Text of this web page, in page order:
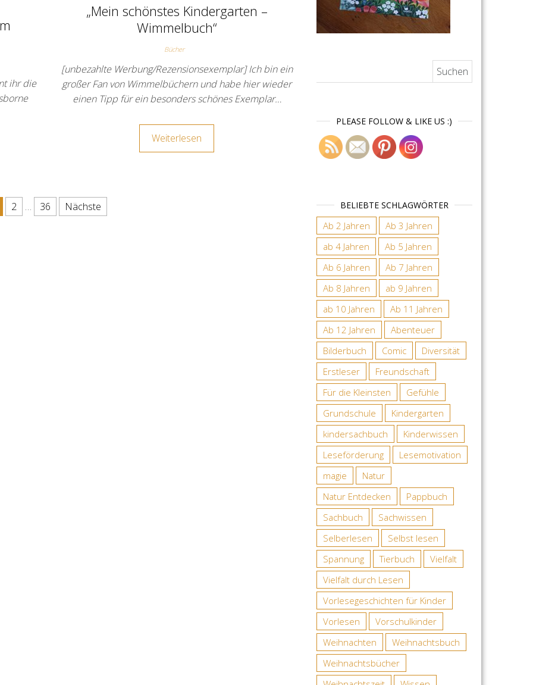
ihr die
„Mein schönstes Kindergarten –
Wimmelbuch“
Bücher
[unbezahlte Werbung/Rezensionsexemplar] Ich bin ein
großer Fan von Wimmelbüchern und habe hier wieder
einen Tipp für ein besonders schönes Exemplar…
Weiterlesen
Beiträge
2 … 36 Nächste
PLEASE FOLLOW & LIKE US :)
BELIEBTE SCHLAGWÖRTER
Ab 2 Jahren
Ab 3 Jahren
ab 4 Jahren
Ab 5 Jahren
Ab 6 Jahren
Ab 7 Jahren
Ab 8 Jahren
ab 9 Jahren
ab 10 Jahren
Ab 11 Jahren
Ab 12 Jahren
Abenteuer
Bilderbuch
Comic
Diversität
Erstleser
Freundschaft
Für die Kleinsten
Gefühle
Grundschule
Kindergarten
kindersachbuch
Kinderwissen
Leseförderung
Lesemotivation
magie
Natur
Natur Entdecken
Pappbuch
Sachbuch
Sachwissen
Selberlesen
Selbst lesen
Spannung
Tierbuch
Vielfalt
Vielfalt durch Lesen
Vorlesegeschichten für Kinder
Vorlesen
Vorschulkinder
Weihnachten
Weihnachtsbuch
Weihnachtsbücher